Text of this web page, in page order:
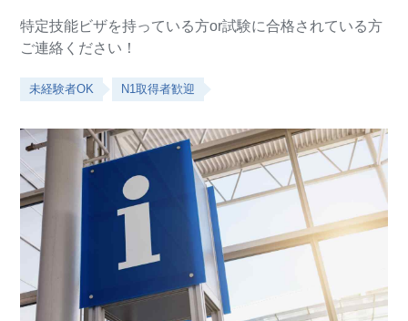
特定技能ビザを持っている方or試験に合格されている方
ご連絡ください！
未経験者OK N1取得者歓迎